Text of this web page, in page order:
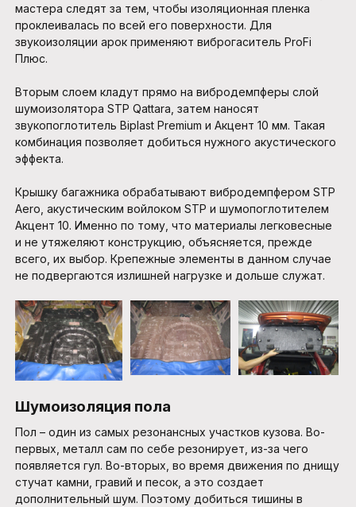
мастера следят за тем, чтобы изоляционная пленка
проклеивалась по всей его поверхности. Для
звукоизоляции арок применяют виброгаситель ProFi
Плюс.
Вторым слоем кладут прямо на вибродемпферы слой
шумоизолятора STP Qattara, затем наносят
звукопоглотитель Biplast Premium и Акцент 10 мм. Такая
комбинация позволяет добиться нужного акустического
эффекта.
Крышку багажника обрабатывают вибродемпфером STP
Aero, акустическим войлоком STP и шумопоглотителем
Акцент 10. Именно по тому, что материалы легковесные
и не утяжеляют конструкцию, объясняется, прежде
всего, их выбор. Крепежные элементы в данном случае
не подвергаются излишней нагрузке и дольше служат.
Шумоизоляция пола
Пол – один из самых резонансных участков кузова. Во-
первых, металл сам по себе резонирует, из-за чего
появляется гул. Во-вторых, во время движения по днищу
стучат камни, гравий и песок, а это создает
дополнительный шум. Поэтому добиться тишины в